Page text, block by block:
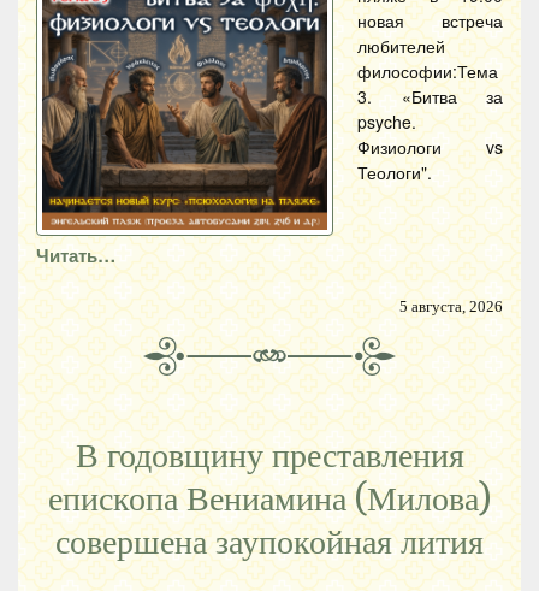
новая встреча
любителей
философии:Тема
3. «Битва за
psyche.
Физиологи vs
Теологи".
Читать…
5 августа, 2026
В годовщину преставления
епископа Вениамина (Милова)
совершена заупокойная лития